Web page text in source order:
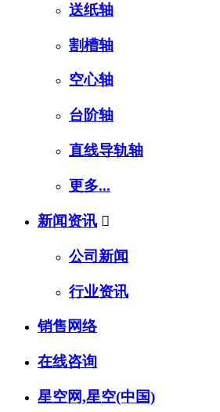
送纸轴
割槽轴
空心轴
台阶轴
直线导轨轴
更多...
新闻资讯 
公司新闻
行业资讯
销售网络
在线咨询
星空网,星空(中国)